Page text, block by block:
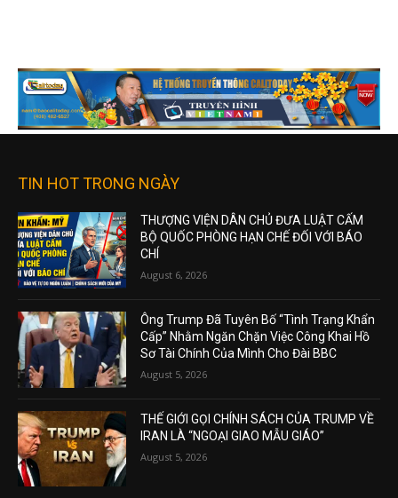
TIN HOT TRONG NGÀY
THƯỢNG VIỆN DÂN CHỦ ĐƯA LUẬT CẤM
BỘ QUỐC PHÒNG HẠN CHẾ ĐỐI VỚI BÁO
CHÍ
August 6, 2026
Ông Trump Đã Tuyên Bố “Tình Trạng Khẩn
Cấp” Nhằm Ngăn Chặn Việc Công Khai Hồ
Sơ Tài Chính Của Mình Cho Đài BBC
August 5, 2026
THẾ GIỚI GỌI CHÍNH SÁCH CỦA TRUMP VỀ
IRAN LÀ “NGOẠI GIAO MẪU GIÁO”
August 5, 2026